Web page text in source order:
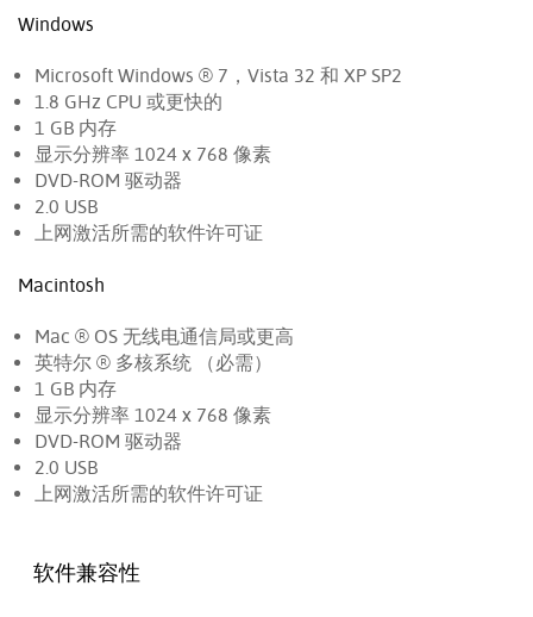
Windows
Microsoft Windows ® 7，Vista 32 和 XP SP2
1.8 GHz CPU 或更快的
1 GB 内存
显示分辨率 1024 x 768 像素
DVD-ROM 驱动器
2.0 USB
上网激活所需的软件许可证
Macintosh
Mac ® OS 无线电通信局或更高
英特尔 ® 多核系统 （必需）
1 GB 内存
显示分辨率 1024 x 768 像素
DVD-ROM 驱动器
2.0 USB
上网激活所需的软件许可证
软件兼容性